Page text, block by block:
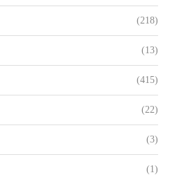
(218)
(13)
(415)
(22)
(3)
(1)